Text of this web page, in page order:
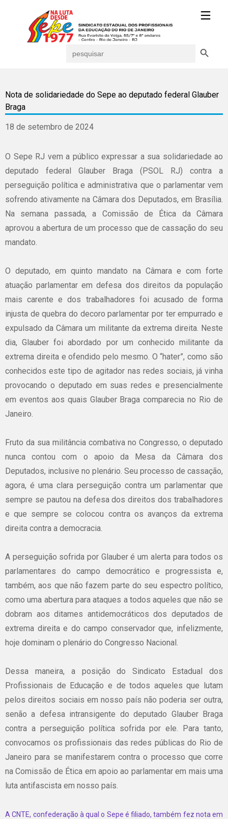
for:
Nota de solidariedade do Sepe ao deputado federal Glauber
Braga
18 de setembro de 2024
O Sepe RJ vem a público expressar a sua solidariedade ao
deputado federal Glauber Braga (PSOL RJ) contra a
perseguição política e administrativa que o parlamentar vem
sofrendo ativamente na Câmara dos Deputados, em Brasília.
Na semana passada, a Comissão de Ética da Câmara
aprovou a abertura de um processo que de cassação do seu
mandato.
O deputado, em quinto mandato na Câmara e com forte
atuação parlamentar em defesa dos direitos da população
mais carente e dos trabalhadores foi acusado de forma
injusta de quebra do decoro parlamentar por ter empurrado e
expulsado da Câmara um militante da extrema direita. Neste
dia, Glauber foi abordado por um conhecido militante da
extrema direita e ofendido pelo mesmo. O “hater”, como são
conhecidos este tipo de agitador nas redes sociais, já vinha
provocando o deputado em suas redes e presencialmente
em eventos aos quais Glauber Braga comparecia no Rio de
Janeiro.
Fruto da sua militância combativa no Congresso, o deputado
nunca contou com o apoio da Mesa da Câmara dos
Deputados, inclusive no plenário. Seu processo de cassação,
agora, é uma clara perseguição contra um parlamentar que
sempre se pautou na defesa dos direitos dos trabalhadores
e que sempre se colocou contra os avanços da extrema
direita contra a democracia.
A perseguição sofrida por Glauber é um alerta para todos os
parlamentares do campo democrático e progressista e,
também, aos que não fazem parte do seu espectro político,
como uma abertura para ataques a todos aqueles que não se
dobram aos ditames antidemocráticos dos deputados de
extrema direita e do campo conservador que, infelizmente,
hoje dominam o plenário do Congresso Nacional.
Dessa maneira, a posição do Sindicato Estadual dos
Profissionais de Educação e de todos aqueles que lutam
pelos direitos sociais em nosso país não poderia ser outra,
senão a defesa intransigente do deputado Glauber Braga
contra a perseguição política sofrida por ele. Para tanto,
convocamos os profissionais das redes públicas do Rio de
Janeiro para se manifestarem contra o processo que corre
na Comissão de Ética em apoio ao parlamentar em mais uma
luta antifascista em nosso país.
A CNTE, confederação à qual o Sepe é filiado, também fez nota em